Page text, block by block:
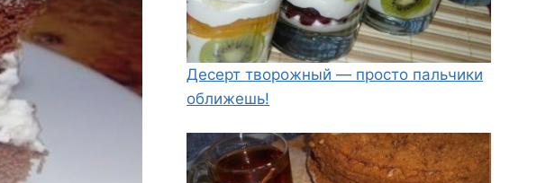
Десерт творожный — просто пальчики
оближешь!